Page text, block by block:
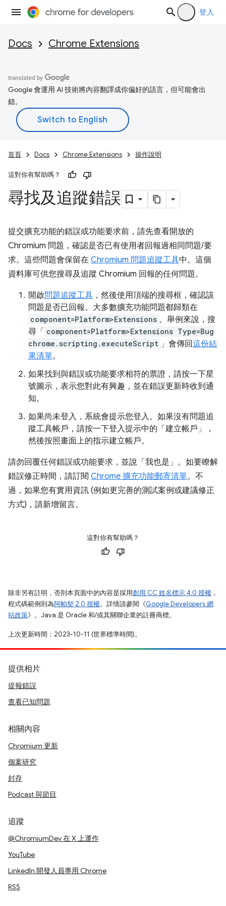
登入
Docs Chrome Extensions
Google 會運用 AI 技術將內容翻譯成你偏好的語言，但可能會出
錯。
首頁 Docs Chrome Extensions 操作說明
這對你有幫助嗎？
尋找及追蹤錯誤
提交擴充功能的錯誤或功能要求前，請先查看開放的
Chromium 問題，確認是否已有使用者回報過相同問題/要
求。這些問題會保留在 Chromium 問題追蹤工具中。這個
資料庫可供您搜尋及追蹤 Chromium 回報的任何問題。
開啟問題追蹤工具 ，然後使用頂端的搜尋框，確認該
問題是否已回報。大多數擴充功能問題都歸類在
component=Platform>Extensions 。舉例來說，搜
尋「 component=Platform>Extensions Type=Bug
chrome.scripting.executeScript 」會傳回這份結
果清單。
如果找到與錯誤或功能要求相符的票證，請按一下星
號圖示，表示您對此有興趣，並在錯誤更新時收到通
知。
如果尚未登入，系統會提示您登入。如果沒有問題追
蹤工具帳戶，請按一下登入提示中的「建立帳戶」
，
然後按照畫面上的指示建立帳戶。
請勿回覆任何錯誤或功能要求，並說「我也是」。如要瞭解
錯誤修正時間，請訂閱 Chrome 擴充功能郵寄清單。不
過，如果您有實用資訊 (例如更完善的測試案例或建議修正
方式)，請新增留言。
這對你有幫助嗎？
除非另有註明，否則本頁面中的內容是採用創用 CC 姓名標示 4.0 授權 ，
程式碼範例則為阿帕契 2.0 授權。詳情請參閱《Google Developers 網
站政策》。Java 是 Oracle 和/或其關聯企業的註冊商標。
上次更新時間：2023-10-11 (世界標準時間)。
提供相片
提報錯誤
查看已知問題
相關內容
Chromium 更新
個案研究
封存
Podcast 與節目
追蹤
@ChromiumDev 在 X 上運作
YouTube
LinkedIn 開發人員專用 Chrome
RSS